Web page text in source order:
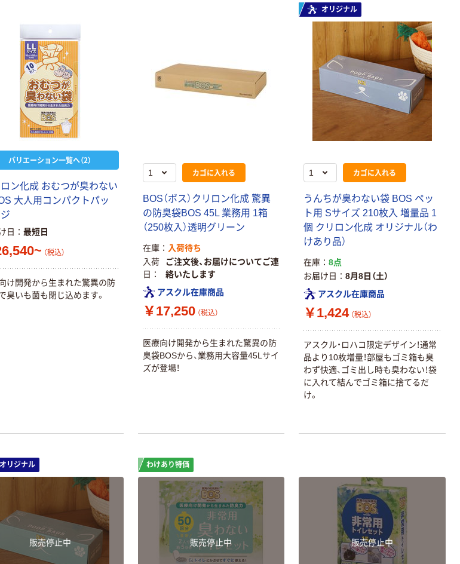
バリエーション一覧へ（2）
ン化成 おむつが臭わない
大人用コンパクトパッ
日 最短日
（税込）
け開発から生まれた驚異の防
臭いも菌も閉じ込めます。
カゴに入れる
BOS（ボス）クリロン化成 驚異
の防臭袋BOS 45L 業務用 1箱
（250枚入）透明グリーン
在庫
入荷待ち
入荷
日
ご注文後、お届けについてご連
絡いたします
アスクル在庫商品
￥17,250 （税込）
医療向け開発から生まれた驚異の防
臭袋BOSから、業務用大容量45Lサイ
ズが登場！
オリジナル
カゴに入れる
うんちが臭わない袋 BOS ペッ
ト用 Sサイズ 210枚入 増量品 1
個 クリロン化成 オリジナル（わ
けあり品）
在庫
8点
お届け日
8月8日（土）
アスクル在庫商品
￥1,424 （税込）
アスクル・ロハコ限定デザイン！通常
品より10枚増量！部屋もゴミ箱も臭
わず快適、ゴミ出し時も臭わない！袋
に入れて結んでゴミ箱に捨てるだ
け。
オリジナル
販売停止中
わけあり特価
販売停止中 販売停止中
ストレイ
ワイト紙コ
（税込）
本気プライス
中判 再生紙
100％ 200枚
FSC認証 シング
ル 大王製紙共同
企画 オリジナル
￥149~ （税込）